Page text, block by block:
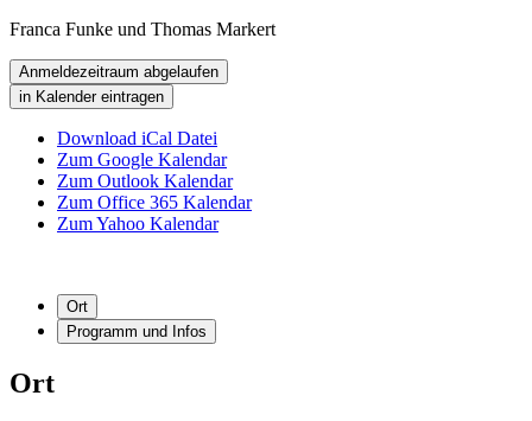
Franca Funke und Thomas Markert
Anmeldezeitraum abgelaufen
in Kalender eintragen
Download iCal Datei
Zum Google Kalendar
Zum Outlook Kalendar
Zum Office 365 Kalendar
Zum Yahoo Kalendar
Ort
Programm und Infos
Ort